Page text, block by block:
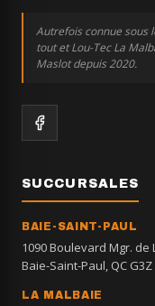
Autrefois connue sous
tout et Lou-Tec La
Maslot depuis 2020.
SUCCURSALES
BAIE-SAINT-PAUL
1090 Boulevard Mgr. de
Baie-Saint-Paul, QC G3Z
LA MALBAIE